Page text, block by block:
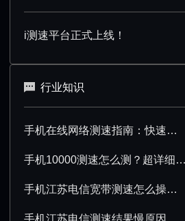
i测速平台正式上线！
行业知识
手机在线网络测速指南：快速排查网络卡顿问题
手机10000测速怎么测？超详细操作步骤全分享
手机江苏电信宽带测速怎么操作？超实用步骤分享